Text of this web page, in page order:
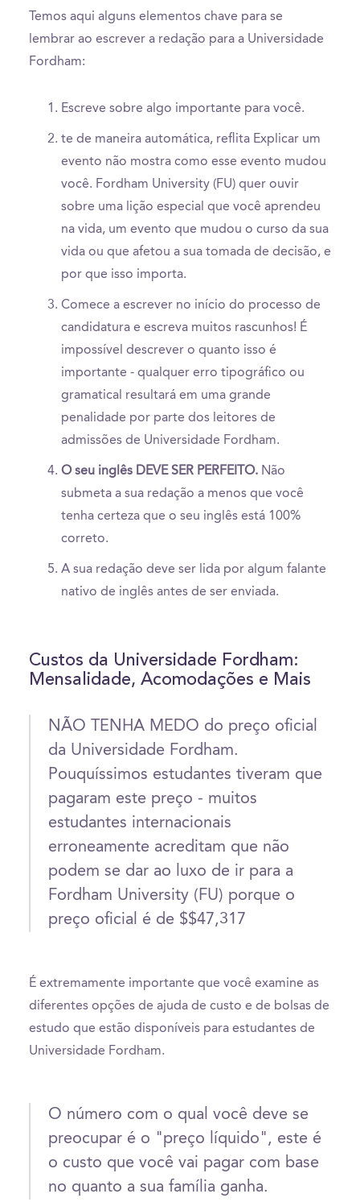
Temos aqui alguns elementos chave para se
lembrar ao escrever a redação para a Universidade
Fordham:
Escreve sobre algo importante para você.
te de maneira automática, reflita Explicar um
evento não mostra como esse evento mudou
você. Fordham University (FU) quer ouvir
sobre uma lição especial que você aprendeu
na vida, um evento que mudou o curso da sua
vida ou que afetou a sua tomada de decisão, e
por que isso importa.
Comece a escrever no início do processo de
candidatura e escreva muitos rascunhos! É
impossível descrever o quanto isso é
importante - qualquer erro tipográfico ou
gramatical resultará em uma grande
penalidade por parte dos leitores de
admissões de Universidade Fordham.
O seu inglês DEVE SER PERFEITO. Não
submeta a sua redação a menos que você
tenha certeza que o seu inglês está 100%
correto.
A sua redação deve ser lida por algum falante
nativo de inglês antes de ser enviada.
Custos da Universidade Fordham:
Mensalidade, Acomodações e Mais
NÃO TENHA MEDO do preço oficial
da Universidade Fordham.
Pouquíssimos estudantes tiveram que
pagaram este preço - muitos
estudantes internacionais
erroneamente acreditam que não
podem se dar ao luxo de ir para a
Fordham University (FU) porque o
preço oficial é de $$47,317
É extremamente importante que você examine as
diferentes opções de ajuda de custo e de bolsas de
estudo que estão disponíveis para estudantes de
Universidade Fordham.
O número com o qual você deve se
preocupar é o "preço líquido", este é
o custo que você vai pagar com base
no quanto a sua família ganha.